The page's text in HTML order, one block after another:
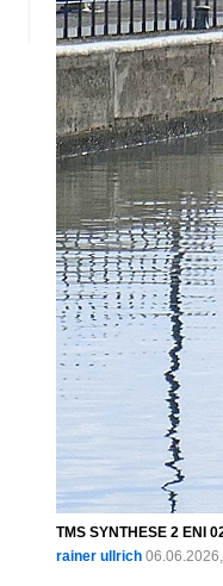
TMS SYNTHESE 2 ENI
rainer ullrich